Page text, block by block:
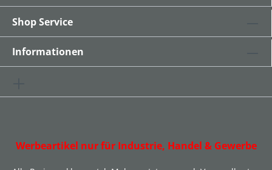
Shop Service
Informationen
Werbeartikel nur für Industrie, Handel & Gewerbe